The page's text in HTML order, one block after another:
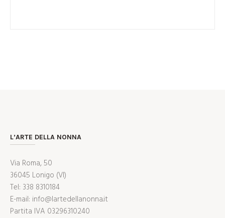
L’ARTE DELLA NONNA
Via Roma, 50
36045 Lonigo (VI)
Tel: 338 8310184
E-mail: info@lartedellanonna.it
Partita IVA 03296310240